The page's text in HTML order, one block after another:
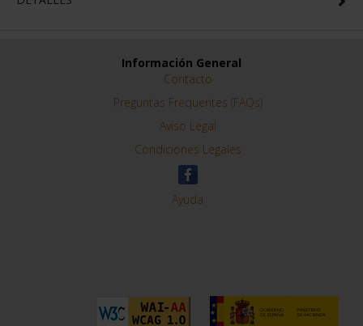
Información General
Contacto
Preguntas Frequentes (FAQs)
Aviso Legal
Condiciones Legales
Ayuda